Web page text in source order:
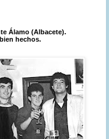
Álamo (Albacete).
hechos.